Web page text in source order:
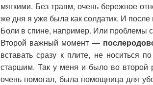
мягкими. Без травм, очень бережное
же дня я уже была как солдатик. И
Боли в спине, например. Или проблемы
Второй важный момент —
вставать сразу к плите, не
старшим. Так у меня и было во
очень помогал, была помощница для